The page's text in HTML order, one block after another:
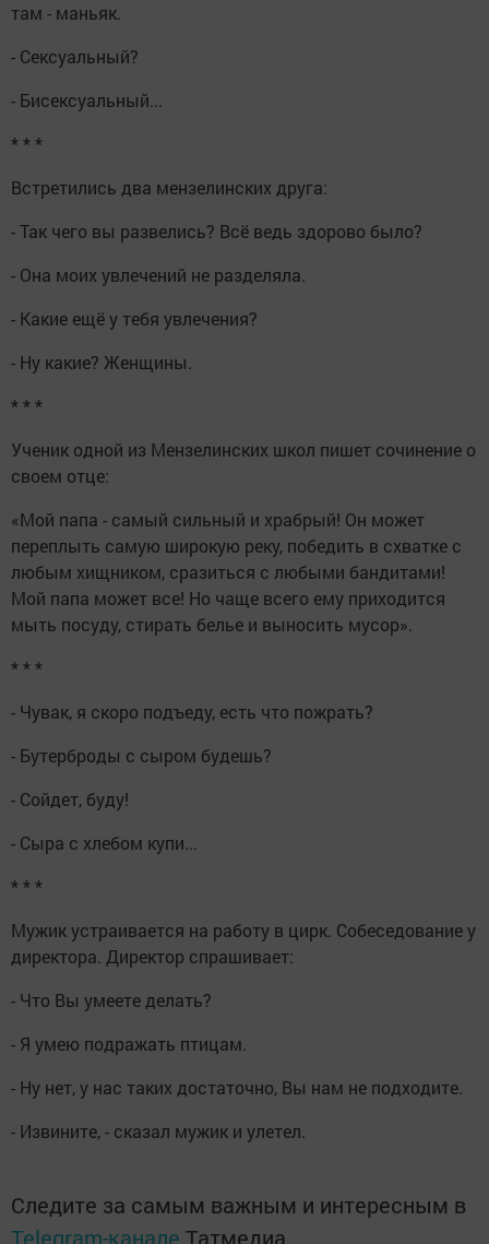
там - маньяк.
- Сексуальный?
- Бисексуальный...
* * *
Встретились два мензелинских друга:
- Так чего вы развелись? Всё ведь здорово было?
- Она моих увлечений не разделяла.
- Какие ещё у тебя увлечения?
- Ну какие? Женщины.
* * *
Ученик одной из Мензелинских школ пишет сочинение о
своем отце:
«Мой папа - самый сильный и храбрый! Он может
переплыть самую широкую реку, победить в схватке с
любым хищником, сразиться с любыми бандитами!
Мой папа может все! Но чаще всего ему приходится
мыть посуду, стирать белье и выносить мусор».
* * *
- Чувак, я скоро подъеду, есть что пожрать?
- Бутерброды с сыром будешь?
- Сойдет, буду!
- Сыра с хлебом купи...
* * *
Мужик устраивается на работу в цирк. Собеседование у
директора. Директор спрашивает:
- Что Вы умеете делать?
- Я умею подражать птицам.
- Ну нет, у нас таких достаточно, Вы нам не подходите.
- Извините, - сказал мужик и улетел.
Следите за самым важным и интересным в
Telegram-канале Татмедиа